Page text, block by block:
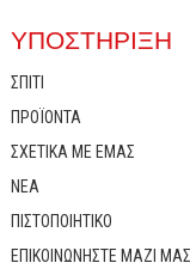
ΥΠΟΣΤΉΡΙΞΗ
ΣΠΊΤΙ
ΠΡΟΪΌΝΤΑ
ΣΧΕΤΙΚΆ ΜΕ ΕΜΆΣ
ΝΈΑ
ΠΙΣΤΟΠΟΙΗΤΙΚΌ
ΕΠΙΚΟΙΝΩΝΉΣΤΕ ΜΑΖΊ ΜΑΣ